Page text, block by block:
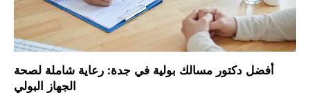
أفضل دكتور مسالك بولية في جدة: رعاية شاملة لصحة
الجهاز البولي